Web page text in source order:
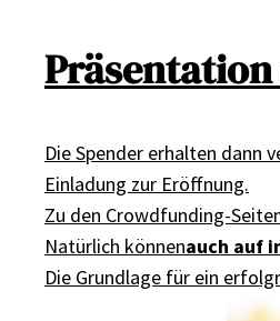
Die Spender erhalten dann
Einladung zur Eröffnung.
Zu den Crowdfunding-
Natürlich könnenauch auf
Die Grundlage für ein